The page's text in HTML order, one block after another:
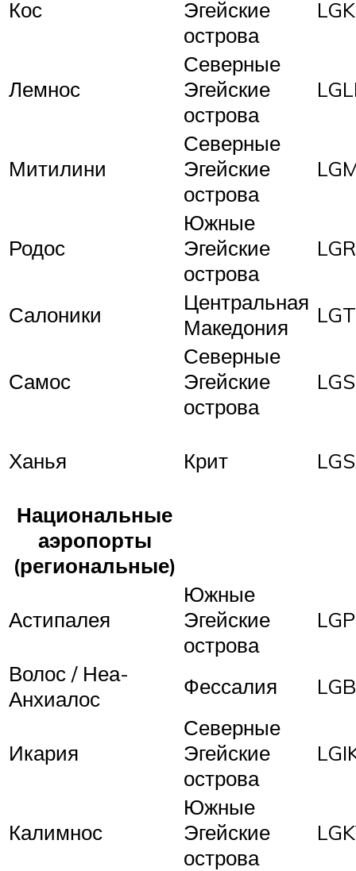
Кос
Эгейские
острова
Лемнос
Северные
Эгейские
острова
Митилини
Северные
Эгейские
острова
Родос
Южные
Эгейские
острова
Салоники
Центральная
Македония
Самос
Северные
Эгейские
острова
Ханья Крит
Национальные
аэропорты
(региональные)
Астипалея
Южные
Эгейские
острова
Волос / Неа-
Анхиалос
Фессалия
Икария
Северные
Эгейские
острова
Калимнос
Южные
Эгейские
острова